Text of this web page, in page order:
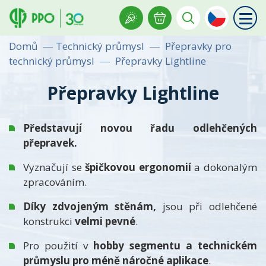
Domů Technický průmysl
Přepravky pro
technický průmysl
Přepravky Lightline
Přepravky Lightline
Představují novou řadu odlehčených
přepravek.
Vyznačují sešpičkovou ergonomiía dokonalým
zpracováním.
Díky zdvojeným stěnám, jsou při odlehčené
konstrukci velmi pevné.
Pro použití v hobby segmentu a technickém
průmyslu pro méně náročné aplikace.